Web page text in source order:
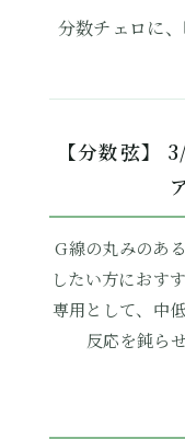
分数チェロに
【分数弦】
G線の丸みのあ
したい方におす
専用として、中
反応を鈍ら